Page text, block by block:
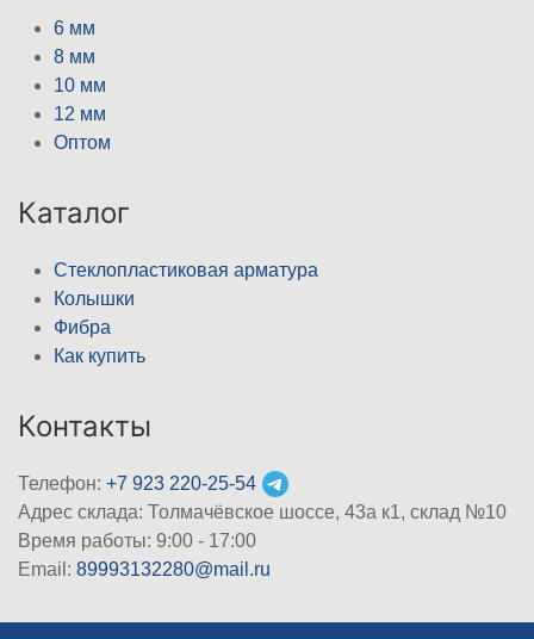
6 мм
8 мм
10 мм
12 мм
Оптом
Каталог
Стеклопластиковая арматура
Колышки
Фибра
Как купить
Контакты
Телефон: +7 923 220-25-54
Адрес склада: Толмачёвское шоссе, 43а к1, склад №10
Время работы: 9:00 - 17:00
Email: 89993132280@mail.ru